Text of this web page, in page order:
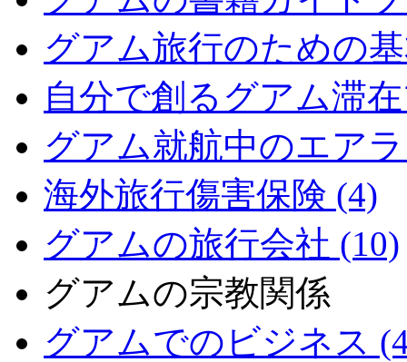
グアム旅行のための
自分で創るグアム滞
グアム就航中のエア
海外旅行傷害保険 (4)
グアムの旅行会社 (10)
グアムの宗教関係
グアムでのビジネス